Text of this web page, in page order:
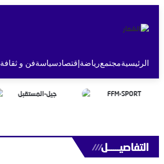
الرئيسيةمجتمعرياضة إقتصادسياسةفن و ثقافة
التفاصيــــــل///